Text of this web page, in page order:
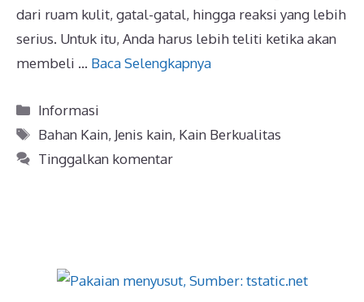
dari ruam kulit, gatal-gatal, hingga reaksi yang lebih
serius. Untuk itu, Anda harus lebih teliti ketika akan
membeli … Baca Selengkapnya
Kategori
Informasi
Tag
Bahan Kain, Jenis kain, Kain Berkualitas
Tinggalkan komentar